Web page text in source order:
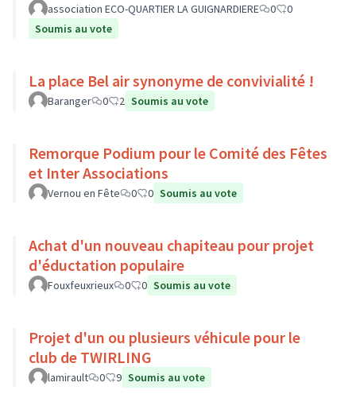
association ECO-QUARTIER LA GUIGNARDIERE 0
0
Soumis au vote
La place Bel air synonyme de convivialité !
Baranger 0 2 Soumis au vote
Remorque Podium pour le Comité des Fêtes
et Inter Associations
Vernou en Fête 0 0 Soumis au vote
Achat d'un nouveau chapiteau pour projet
d'éductation populaire
Fouxfeuxrieux 0 0 Soumis au vote
Projet d'un ou plusieurs véhicule pour le
club de TWIRLING
lamirault 0 9 Soumis au vote